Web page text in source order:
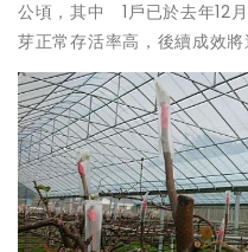
公頃，其中 1戶已於去年12
芽正常存活率高，後續成效將